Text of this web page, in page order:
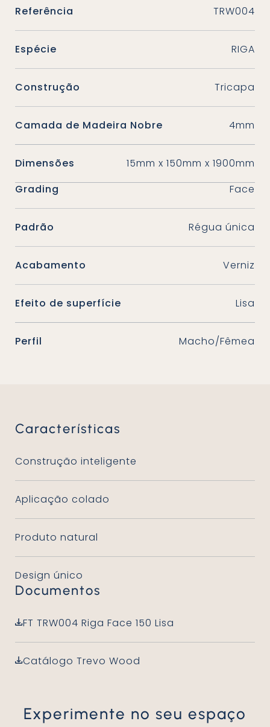
Referência TRW004
Espécie RIGA
Construção Tricapa
Camada de Madeira Nobre 4mm
Dimensões
15mm x 150mm x 1900mm
Grading
Face
Padrão Régua única
Acabamento Verniz
Efeito de superfície Lisa
Perfil Macho/Fêmea
Características
Construção inteligente
Aplicação colado
Produto natural
Design único
Documentos
FT TRW004 Riga Face 150 Lisa
Catálogo Trevo Wood
Experimente no seu espaço